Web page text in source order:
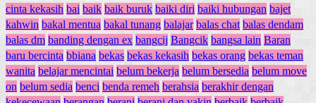
cinta kekasih bai baik baik buruk baiki diri baiki hubungan bajet
kahwin bakal mentua bakal tunang balajar balas chat balas dendam
balas dm banding dengan ex bangcij Bangcik bangsa lain Baran
baru bercinta bbiana bekas bekas kekasih bekas orang bekas teman
wanita belajar mencintai belum bekerja belum bersedia belum move
on belum sedia benci benda remeh berahsia berakhir dengan